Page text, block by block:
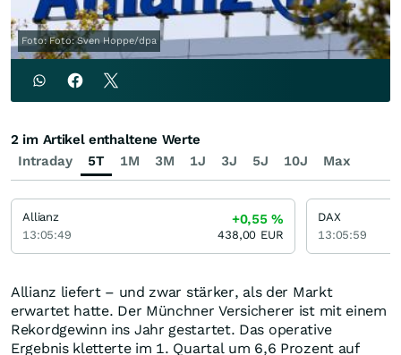
Foto: Foto: Sven Hoppe/dpa
Allianz liefert – und zwar stärker, als der Markt
erwartet hatte. Der Münchner Versicherer ist mit einem
Rekordgewinn ins Jahr gestartet. Das operative
Ergebnis kletterte im 1. Quartal um 6,6 Prozent auf
Intraday 5T 1M 3M 1J 3J 5J 10J Max
2 im Artikel enthaltene Werte
Allianz
13:05:49
+0,55%
438,00 EUR
DAX
13:05:59